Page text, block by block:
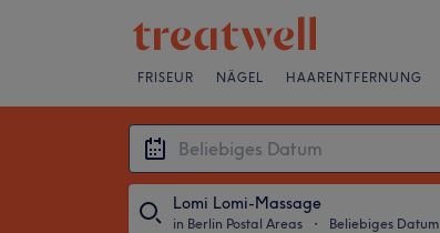
FRISEUR NÄGEL HAARENTFERNUNG
Lomi Lomi-Massage
in Berlin Postal Areas ・ Beliebiges Datum